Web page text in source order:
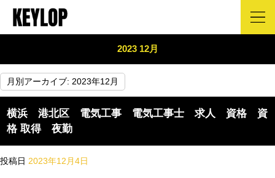
2023 12月
月別アーカイブ: 2023年12月
横浜 港北区 電気工事 電気工事士 求人 資格 資
格 取得 夜勤
投稿日 2023年12月4日